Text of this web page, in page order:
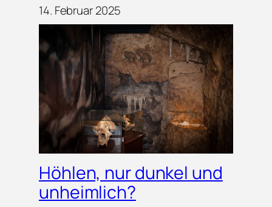
14. Februar 2025
Höhlen, nur dunkel und
unheimlich?